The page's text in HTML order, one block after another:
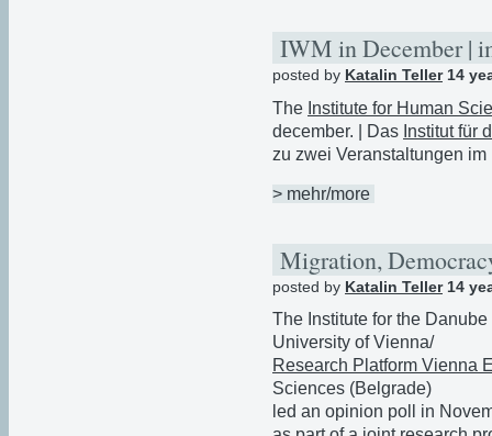
IWM in December |
posted by Katalin Teller14
The Institute for Human
december. | Das Institut für
zu zwei Veranstaltungen
> mehr/more
Migration,
posted by Katalin Teller14
The Institute for the
University of Vienna/
Research Platform Vienna
Sciences (Belgrade)
led an opinion poll in